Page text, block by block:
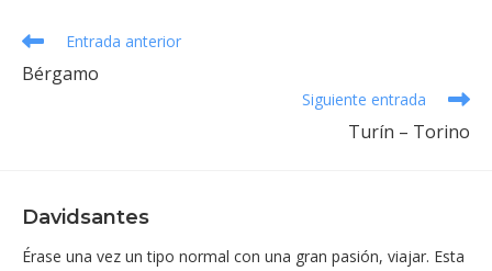
Leer
artículos
Entrada anterior
Bérgamo
Siguiente entrada
Turín – Torino
Davidsantes
Érase una vez un tipo normal con una gran pasión, viajar. Esta